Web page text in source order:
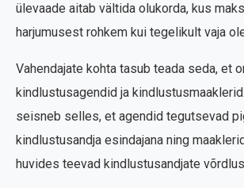
ülevaade aitab vältida olukorda, kus
harjumusest rohkem kui tegelikult vaja
Vahendajate kohta tasub teada seda, et
kindlustusagendid ja
seisneb selles, et agendid tegutsevad
kindlustusandja esindajana ning
huvides teevad kindlustusandjate